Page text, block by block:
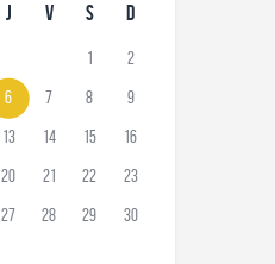
J V S D
1 2
6 7 8 9
13 14 15 16
20 21 22 23
27 28 29 30